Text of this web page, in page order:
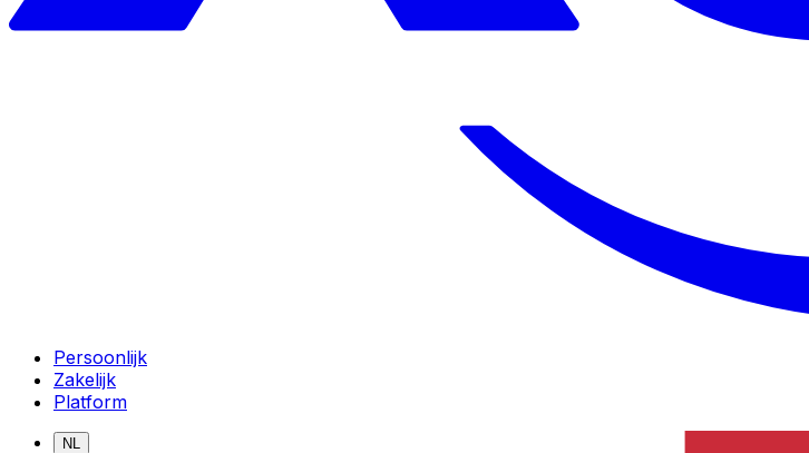
Persoonlijk
Zakelijk
Platform
NL